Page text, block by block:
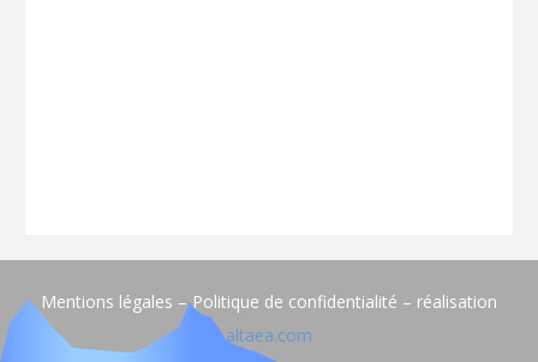
Mentions légales – Politique de confidentialité – réalisation
altaea.com